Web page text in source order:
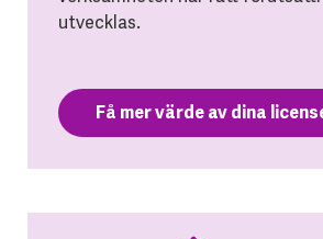
utvecklas.
Få mer värde av dina